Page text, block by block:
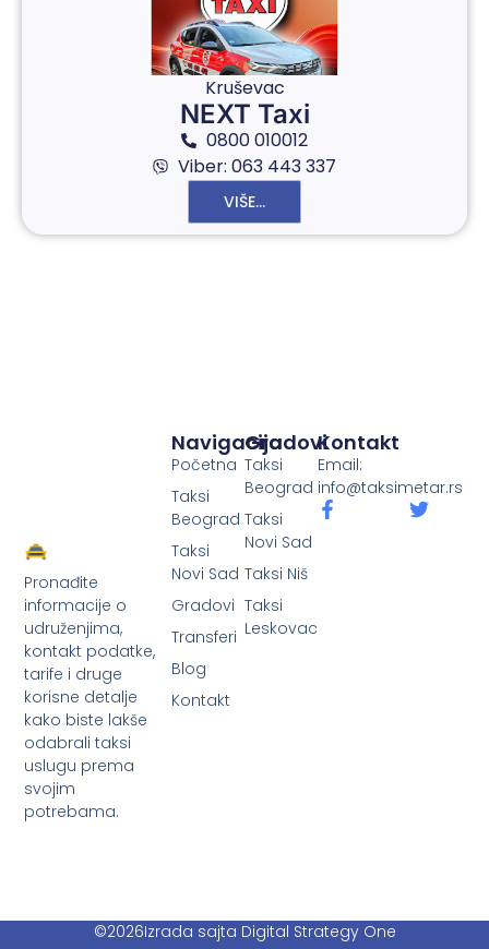
Kruševac
NEXT Taxi
0800 010012
Viber: 063 443 337
VIŠE...
Pronađite
informacije o
udruženjima,
kontakt podatke,
tarife i druge
korisne detalje
kako biste lakše
odabrali taksi
uslugu prema
svojim
potrebama.
Gradovi
Taksi
Beograd
Taksi
Novi Sad
Taksi Niš
Taksi
Leskovac
Navigacija
Početna
Taksi
Beograd
Taksi
Novi Sad
Gradovi
Transferi
Blog
Kontakt
Kontakt
Email:
info@taksimetar.rs
©2026Izrada sajta Digital Strategy One